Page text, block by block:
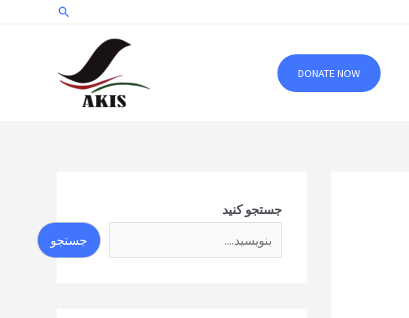
جستجو
DONATE NOW
جستجو کنید
جستجو